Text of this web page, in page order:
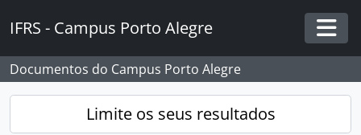
IFRS - Campus Porto Alegre
Documentos do Campus Porto Alegre
Limite os seus resultados